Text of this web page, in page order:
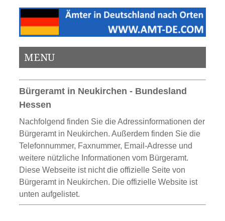
MENU
Bürgeramt in Neukirchen - Bundesland
Hessen
Nachfolgend finden Sie die Adressinformationen der
Bürgeramt in Neukirchen. Außerdem finden Sie die
Telefonnummer, Faxnummer, Email-Adresse und
weitere nützliche Informationen vom Bürgeramt.
Diese Webseite ist nicht die offizielle Seite von
Bürgeramt in Neukirchen. Die offizielle Website ist
unten aufgelistet.